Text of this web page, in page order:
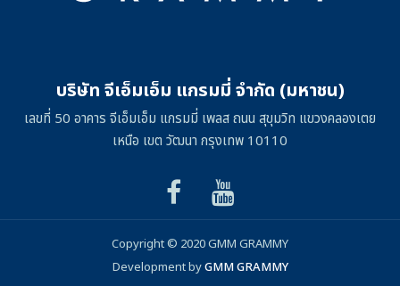
บริษัท จีเอ็มเอ็ม แกรมมี่ จำกัด (มหาชน)
เลขที่ 50 อาคาร จีเอ็มเอ็ม แกรมมี่ เพลส ถนน สุขุมวิท แขวงคลองเตย
เหนือ เขต วัฒนา กรุงเทพ 10110
Copyright © 2020 GMM GRAMMY
Development byGMM GRAMMY